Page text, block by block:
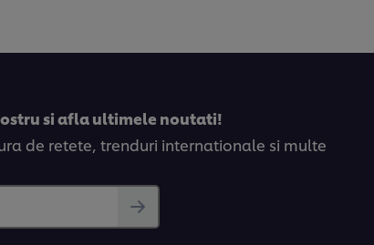
si afla ultimele noutati!
de retete, trenduri internationale si multe